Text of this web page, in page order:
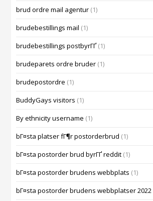
brud ordre mail agentur (1)
brudebestillings mail (1)
brudebestillings postbyrГҐ (1)
brudeparets ordre bruder (1)
brudepostordre (1)
BuddyGays visitors (1)
By ethnicity username (1)
bГ¤sta platser fГ¶r postorderbrud (1)
bГ¤sta postorder brud byrГҐ reddit (1)
bГ¤sta postorder brudens webbplats (1)
bГ¤sta postorder brudens webbplatser 2022